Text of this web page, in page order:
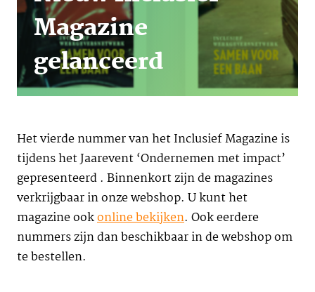
Magazine
gelanceerd
Het vierde nummer van het Inclusief Magazine is
tijdens het Jaarevent ‘Ondernemen met impact’
gepresenteerd . Binnenkort zijn de magazines
verkrijgbaar in onze webshop. U kunt het
magazine ookonline bekijken. Ook eerdere
nummers zijn dan beschikbaar in de webshop om
te bestellen.